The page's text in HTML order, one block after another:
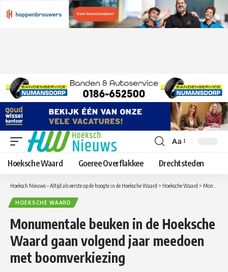
Lettergrootte
aanpassen
Aa
Hoeksche Waard Goeree Overflakkee Drechtsteden
Hoeksch Nieuws – Altijd als eerste op de hoogte in de Hoeksche Waard > Hoeksche Waard > Monumentale beuken in de Hoeksche Waard gaan volgend jaar meedoen met boomverkiezing
HOEKSCHE WAARD
Monumentale beuken in de Hoeksche
Waard gaan volgend jaar meedoen
met boomverkiezing